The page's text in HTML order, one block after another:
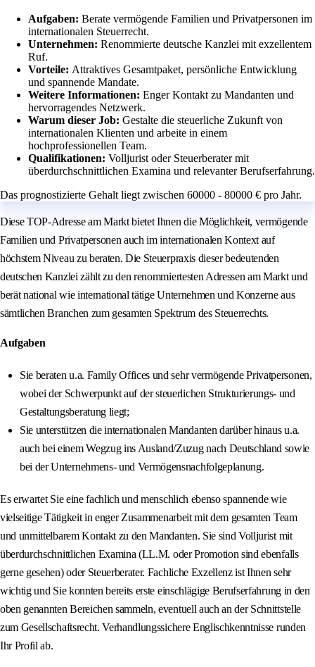
Aufgaben: Berate vermögende Familien und Privatpersonen im
internationalen Steuerrecht.
Unternehmen: Renommierte deutsche Kanzlei mit exzellentem
Ruf.
Vorteile: Attraktives Gesamtpaket, persönliche Entwicklung
und spannende Mandate.
Weitere Informationen: Enger Kontakt zu Mandanten und
hervorragendes Netzwerk.
Warum dieser Job: Gestalte die steuerliche Zukunft von
internationalen Klienten und arbeite in einem
hochprofessionellen Team.
Qualifikationen: Volljurist oder Steuerberater mit
überdurchschnittlichen Examina und relevanter Berufserfahrung.
Das prognostizierte Gehalt liegt zwischen 60000 - 80000 € pro Jahr.
Diese TOP-Adresse am Markt bietet Ihnen die Möglichkeit, vermögende
Familien und Privatpersonen auch im internationalen Kontext auf
höchstem Niveau zu beraten. Die Steuerpraxis dieser bedeutenden
deutschen Kanzlei zählt zu den renommiertesten Adressen am Markt und
berät national wie international tätige Unternehmen und Konzerne aus
sämtlichen Branchen zum gesamten Spektrum des Steuerrechts.
Aufgaben
Sie beraten u.a. Family Offices und sehr vermögende Privatpersonen,
wobei der Schwerpunkt auf der steuerlichen Strukturierungs- und
Gestaltungsberatung liegt;
Sie unterstützen die internationalen Mandanten darüber hinaus u.a.
auch bei einem Wegzug ins Ausland/Zuzug nach Deutschland sowie
bei der Unternehmens- und Vermögensnachfolgeplanung.
Es erwartet Sie eine fachlich und menschlich ebenso spannende wie
vielseitige Tätigkeit in enger Zusammenarbeit mit dem gesamten Team
und unmittelbarem Kontakt zu den Mandanten. Sie sind Volljurist mit
überdurchschnittlichen Examina (LL.M. oder Promotion sind ebenfalls
gerne gesehen) oder Steuerberater. Fachliche Exzellenz ist Ihnen sehr
wichtig und Sie konnten bereits erste einschlägige Berufserfahrung in den
oben genannten Bereichen sammeln, eventuell auch an der Schnittstelle
zum Gesellschaftsrecht. Verhandlungssichere Englischkenntnisse runden
Ihr Profil ab.